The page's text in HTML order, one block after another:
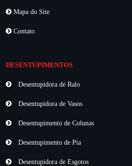
Mapa do Site
Contato
DESENTUPIMENTOS
Desentupidora de Ralo
Desentupidora de Vasos
Desentupimento de Colunas
Desentupimento de Pia
Desentupidora de Esgotos